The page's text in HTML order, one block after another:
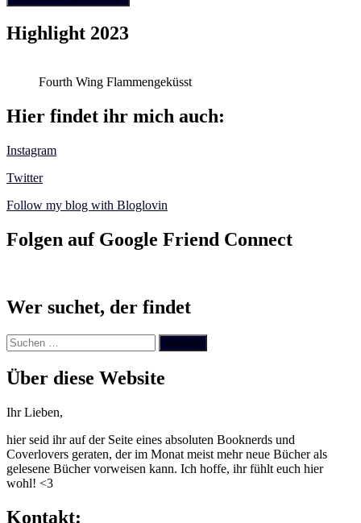
Highlight 2023
Fourth Wing Flammengeküsst
Hier findet ihr mich auch:
Instagram
Twitter
Follow my blog with Bloglovin
Folgen auf Google Friend Connect
Wer suchet, der findet
Suchen
nach:
Über diese Website
Ihr Lieben,
hier seid ihr auf der Seite eines absoluten Booknerds und
Coverlovers geraten, der im Monat meist mehr neue Bücher als
gelesene Bücher vorweisen kann. Ich hoffe, ihr fühlt euch hier
wohl! <3
Kontakt: